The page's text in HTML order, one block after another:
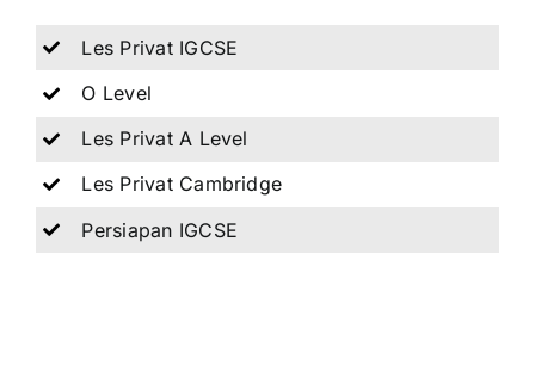
Les Privat IGCSE
O Level
Les Privat A Level
Les Privat Cambridge
Persiapan IGCSE